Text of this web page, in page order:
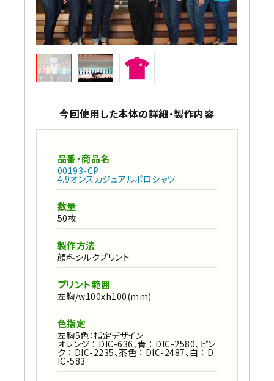
今回使用した本体の詳細・製作内容
品番・商品名
00193-CP
4.9オンスカジュアルポロシャツ
数量
50枚
製作方法
顔料シルクプリント
プリント範囲
左胸/w100xh100(mm)
色指定
左胸5色：指定デザイン
オレンジ ： DIC-636、青 ： DIC-2580、ピン
ク ： DIC-2235、茶色 ： DIC-2487、白 ： D
IC-583